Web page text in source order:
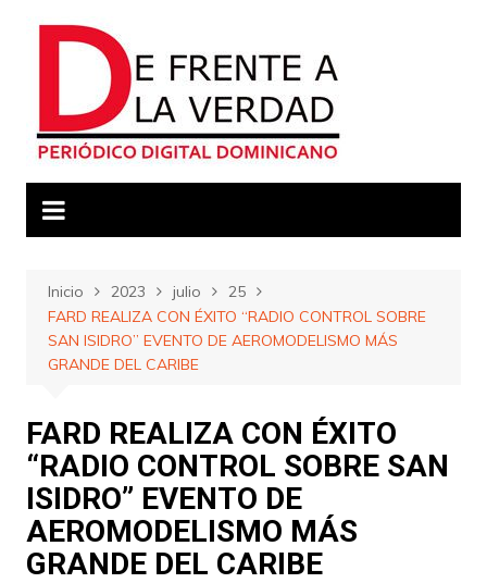
Inicio 2023 julio
25
FARD REALIZA CON ÉXITO “RADIO CONTROL SOBRE
SAN ISIDRO” EVENTO DE AEROMODELISMO MÁS
GRANDE DEL CARIBE
FARD REALIZA CON ÉXITO
“RADIO CONTROL SOBRE SAN
ISIDRO” EVENTO DE
AEROMODELISMO MÁS
GRANDE DEL CARIBE